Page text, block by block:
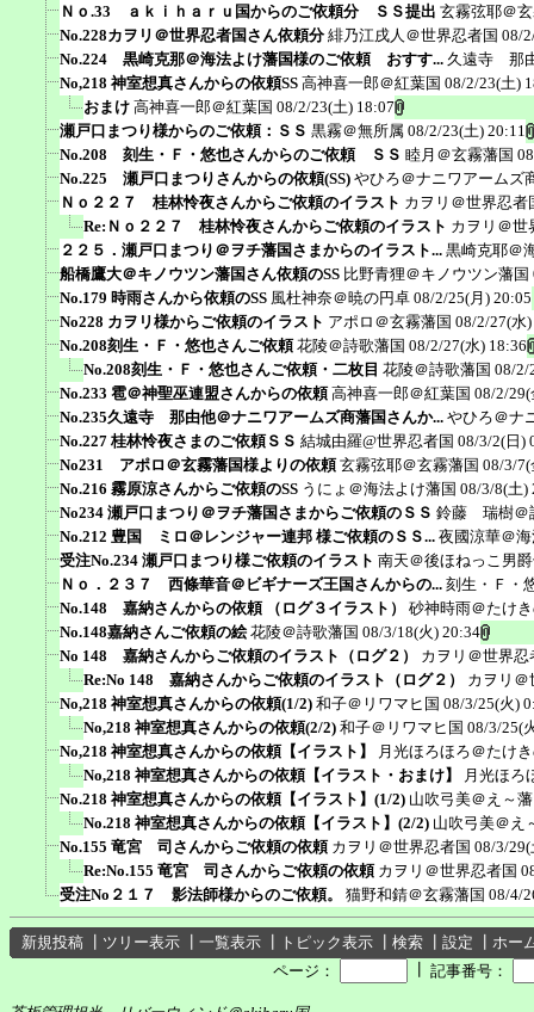
Ｎｏ.33 ａｋｉｈａｒｕ国からのご依頼分 ＳＳ提出 玄霧弦耶＠
No.228カヲリ＠世界忍者国さん依頼分 緋乃江戌人＠世界忍者国 08/
No.224 黒崎克那＠海法よけ藩国様のご依頼 おすす... 久遠寺 那
No,218 神室想真さんからの依頼SS 高神喜一郎＠紅葉国 08/2/23(土)
おまけ 高神喜一郎＠紅葉国 08/2/23(土) 18:07
瀬戸口まつり様からのご依頼：ＳＳ 黒霧＠無所属 08/2/23(土) 20:11
No.208 刻生・Ｆ・悠也さんからのご依頼 ＳＳ 睦月＠玄霧藩国
No.225 瀬戸口まつりさんからの依頼(SS) やひろ＠ナニワアームズ
Ｎｏ２２７ 桂林怜夜さんからご依頼のイラスト カヲリ＠世界忍者
Re:Ｎｏ２２７ 桂林怜夜さんからご依頼のイラスト カヲリ＠世
２２５．瀬戸口まつり＠ヲチ藩国さまからのイラスト... 黒崎克耶＠
船橋鷹大＠キノウツン藩国さん依頼のSS 比野青狸＠キノウツン藩国
No.179 時雨さんから依頼のSS 風杜神奈＠暁の円卓 08/2/25(月) 20:05
No228 カヲリ様からご依頼のイラスト アポロ＠玄霧藩国 08/2/27(水
No.208刻生・Ｆ・悠也さんご依頼 花陵＠詩歌藩国 08/2/27(水) 18:36
No.208刻生・Ｆ・悠也さんご依頼・二枚目 花陵＠詩歌藩国 08/2/
No.233 雹＠神聖巫連盟さんからの依頼 高神喜一郎＠紅葉国 08/2/29(
No.235久遠寺 那由他＠ナニワアームズ商藩国さんか... やひろ＠ナ
No.227 桂林怜夜さまのご依頼ＳＳ 結城由羅@世界忍者国 08/3/2(日)
No231 アポロ＠玄霧藩国様よりの依頼 玄霧弦耶＠玄霧藩国 08/3/7(
No.216 霧原涼さんからご依頼のSS うにょ＠海法よけ藩国 08/3/8(土)
No234 瀬戸口まつり＠ヲチ藩国さまからご依頼のＳＳ 鈴藤 瑞樹＠
No.212 豊国 ミロ＠レンジャー連邦 様ご依頼のＳＳ... 夜國涼華＠
受注No.234 瀬戸口まつり様ご依頼のイラスト 南天＠後ほねっこ男
Ｎｏ．２３７ 西條華音＠ビギナーズ王国さんからの... 刻生・Ｆ・
No.148 嘉納さんからの依頼 （ログ３イラスト）
砂神時雨＠たけ
No.148嘉納さんご依頼の絵 花陵＠詩歌藩国 08/3/18(火) 20:34
No 148 嘉納さんからご依頼のイラスト（ログ２）
カヲリ＠世界忍
Re:No 148 嘉納さんからご依頼のイラスト（ログ２）
カヲリ＠
No,218 神室想真さんからの依頼(1/2) 和子＠リワマヒ国 08/3/25(火)
No,218 神室想真さんからの依頼(2/2) 和子＠リワマヒ国 08/3/25(
No,218 神室想真さんからの依頼【イラスト】
月光ほろほろ＠たけ
No,218 神室想真さんからの依頼【イラスト・おまけ】
月光ほろ
No.218 神室想真さんからの依頼【イラスト】(1/2) 山吹弓美＠え～
No.218 神室想真さんからの依頼【イラスト】(2/2) 山吹弓美＠え
No.155 竜宮 司さんからご依頼の依頼 カヲリ＠世界忍者国 08/3/29(
Re:No.155 竜宮 司さんからご依頼の依頼 カヲリ＠世界忍者国
受注No２１７ 影法師様からのご依頼。
猫野和錆＠玄霧藩国 08/4/
新規投稿 ツリー表示 一覧表示 トピック表示 検索 設定
ホー
ページ：
記事番号：